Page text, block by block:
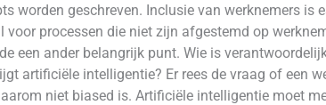
worden geschreven. Inclusie van werknemers is
processen die niet zijn afgestemd op
een ander belangrijk punt. Wie is
artificiële intelligentie? Er rees de vraag of een
niet biased is. Artificiële intelligentie moet